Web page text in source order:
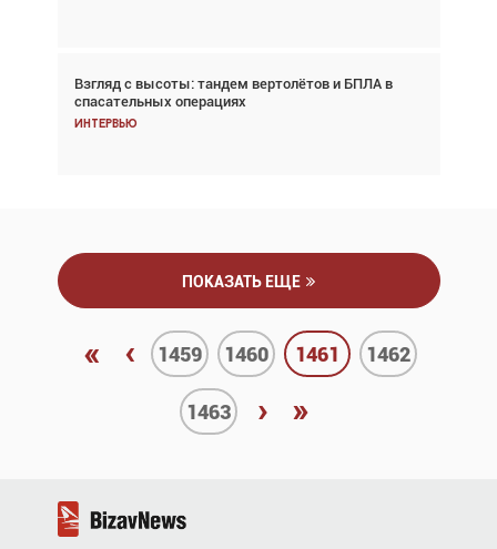
Взгляд с высоты: тандем вертолётов и БПЛА в
спасательных операциях
Интервью
Частный самолёт – это актив. Подходите к
покупке соответствующим образом
Интервью
ПОКАЗАТЬ ЕЩЕ
« ‹ 1459 1460 1461 1462
1463 › »